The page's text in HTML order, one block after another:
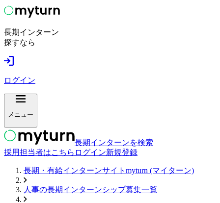
長期インターン
探すなら
ログイン
メニュー
長期インターンを検索
採用担当者はこちら ログイン新規登録
長期・有給インターンサイトmyturn (マイターン)
人事の長期インターンシップ募集一覧